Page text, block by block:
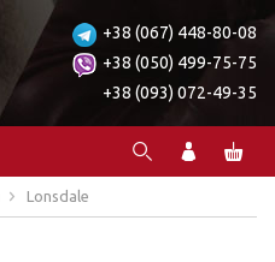
+38 (067) 448-80-08
+38 (050) 499-75-75
+38 (093) 072-49-35
Lonsdale